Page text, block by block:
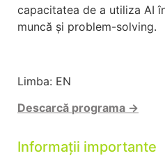
capacitatea de a utiliza AI
muncă și problem-solving.
Limba: EN
Descarcă programa →
Informații importante